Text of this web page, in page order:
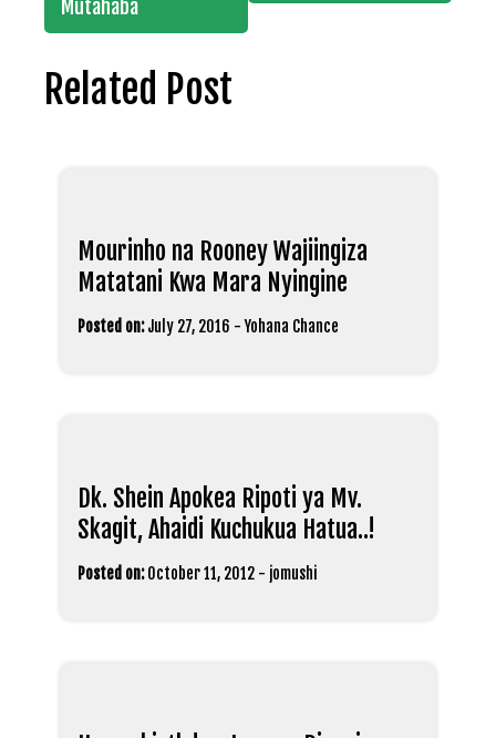
Mutahaba
Related Post
Mourinho na Rooney Wajiingiza
Matatani Kwa Mara Nyingine
Posted on: July 27, 2016 -Yohana Chance
Dk. Shein Apokea Ripoti ya Mv.
Skagit, Ahaidi Kuchukua Hatua..!
Posted on: October 11, 2012 - jomushi